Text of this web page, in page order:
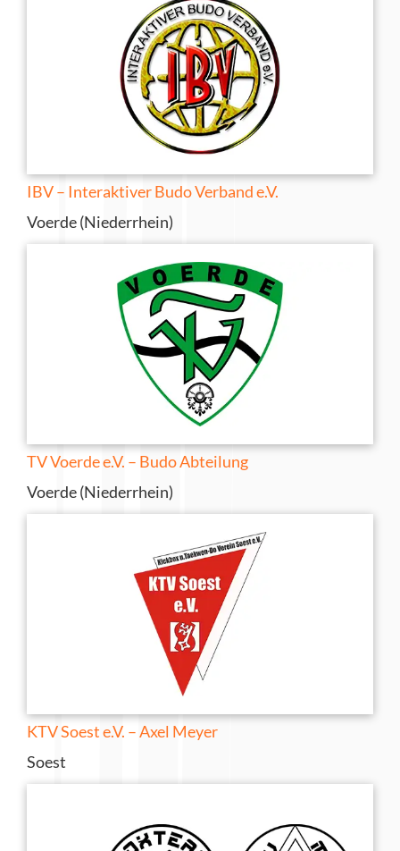
IBV – Interaktiver Budo Verband e.V.
Voerde (Niederrhein)
TV Voerde e.V. – Budo Abteilung
Voerde (Niederrhein)
KTV Soest e.V. – Axel Meyer
Soest